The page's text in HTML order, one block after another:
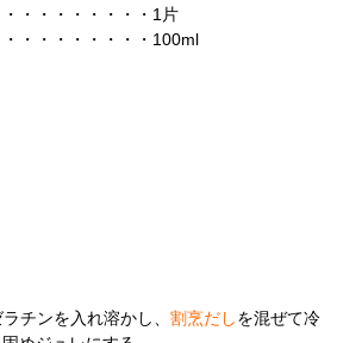
・・・・・・・・1片
・・・・・・・・100ml
チンを入れ溶かし、割烹だしを混ぜて冷